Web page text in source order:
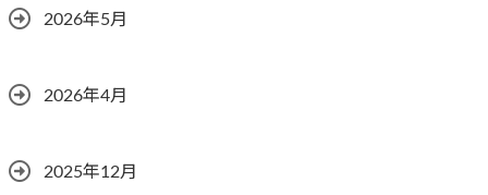
2026年5月
2026年4月
2025年12月